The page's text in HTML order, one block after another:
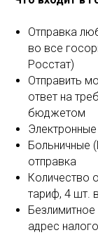
Отправка
во все
Росстат)
Отправить
ответ на
бюджетом
Больничные
отправка
Количество
тариф, 4 шт.
Безлимитное
адрес